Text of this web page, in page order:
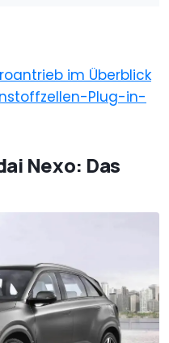
im Überblick
Plug-in-
Nexo: Das